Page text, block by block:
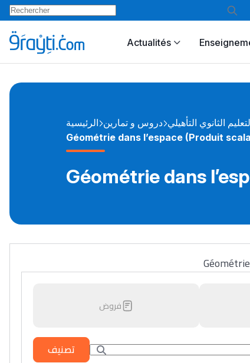
Actualités
الرئيسية دروس و تمارين الثانوي التأهيلي
Géométrie dans l’espace (Produit
Géométrie dans
فروض
تصنيف